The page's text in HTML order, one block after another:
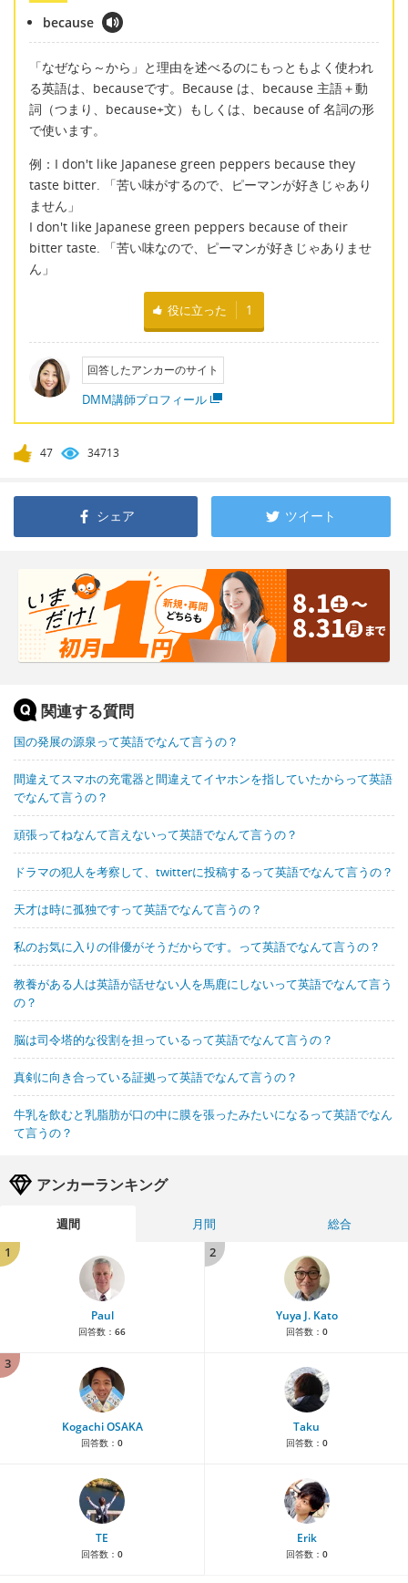
because
「なぜなら～から」と理由を述べるのにもっともよく使われ
る英語は、becauseです。Because は、because 主語＋動
詞（つまり、because+文）もしくは、because of 名詞の形
で使います。
例：I don't like Japanese green peppers because they
taste bitter. 「苦い味がするので、ピーマンが好きじゃあり
ません」
I don't like Japanese green peppers because of their
bitter taste. 「苦い味なので、ピーマンが好きじゃありませ
ん」
役に立った 1
回答したアンカーのサイト
DMM講師プロフィール
47 34713
シェア ツイート
関連する質問
国の発展の源泉って英語でなんて言うの？
間違えてスマホの充電器と間違えてイヤホンを指していたからって英語
でなんて言うの？
頑張ってねなんて言えないって英語でなんて言うの？
ドラマの犯人を考察して、twitterに投稿するって英語でなんて言うの？
天才は時に孤独ですって英語でなんて言うの？
私のお気に入りの俳優がそうだからです。って英語でなんて言うの？
教養がある人は英語が話せない人を馬鹿にしないって英語でなんて言う
の？
脳は司令塔的な役割を担っているって英語でなんて言うの？
真剣に向き合っている証拠って英語でなんて言うの？
牛乳を飲むと乳脂肪が口の中に膜を張ったみたいになるって英語でなん
て言うの？
アンカーランキング
週間 月間
総合
1
Paul
回答数： 66
2
Yuya J. Kato
回答数： 0
3
Kogachi OSAKA
回答数： 0
Taku
回答数： 0
TE
回答数： 0
Erik
回答数： 0